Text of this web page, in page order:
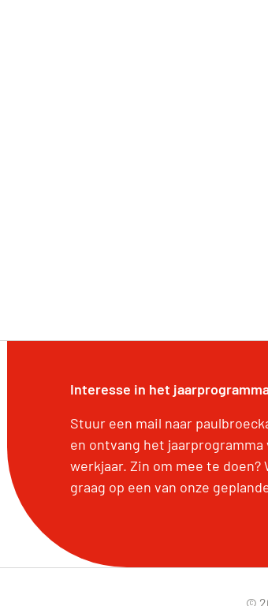
Interesse in het
Stuur een mail naar
en ontvang het
werkjaar. Zin om mee te doen?
graag op een van onze
©